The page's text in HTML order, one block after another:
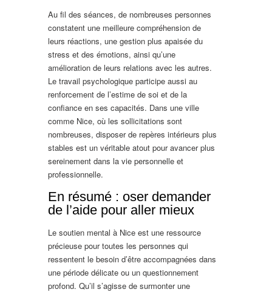
Au fil des séances, de nombreuses personnes
constatent une meilleure compréhension de
leurs réactions, une gestion plus apaisée du
stress et des émotions, ainsi qu’une
amélioration de leurs relations avec les autres.
Le travail psychologique participe aussi au
renforcement de l’estime de soi et de la
confiance en ses capacités. Dans une ville
comme Nice, où les sollicitations sont
nombreuses, disposer de repères intérieurs plus
stables est un véritable atout pour avancer plus
sereinement dans la vie personnelle et
professionnelle.
En résumé : oser demander
de l’aide pour aller mieux
Le soutien mental à Nice est une ressource
précieuse pour toutes les personnes qui
ressentent le besoin d’être accompagnées dans
une période délicate ou un questionnement
profond. Qu’il s’agisse de surmonter une